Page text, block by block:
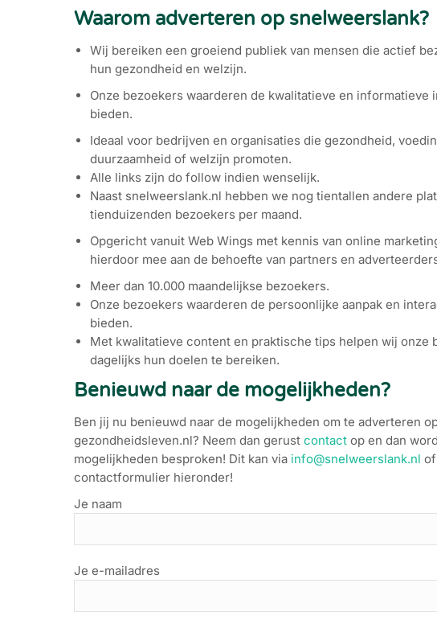
Waarom adverteren op snelweerslank?
Wij bereiken een groeiend publiek van mensen die actief
hun gezondheid en welzijn.
Onze bezoekers waarderen de kwalitatieve en informatieve
bieden.
Ideaal voor bedrijven en organisaties die gezondheid,
duurzaamheid of welzijn promoten.
Alle links zijn do follow indien wenselijk.
Naast snelweerslank.nl hebben we nog tientallen andere
tienduizenden bezoekers per maand.
Opgericht vanuit Web Wings met kennis van online
hierdoor mee aan de behoefte van partners en
Meer dan 10.000 maandelijkse bezoekers.
Onze bezoekers waarderen de persoonlijke aanpak en
bieden.
Met kwalitatieve content en praktische tips helpen wij onze
dagelijks hun doelen te bereiken.
Benieuwd naar de mogelijkheden?
Ben jij nu benieuwd naar de mogelijkheden om te adverteren
gezondheidsleven.nl? Neem dan gerust contact op en dan
mogelijkheden besproken! Dit kan via info@snelweerslank.nl
contactformulier hieronder!
Je naam
Je e-mailadres